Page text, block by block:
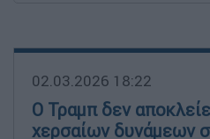
02.03.2026 18:22
Ο Τραμπ δεν
χερσαίων δυνάμεων